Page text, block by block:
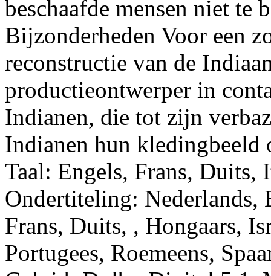
beschaafde mensen niet te
Bijzonderheden Voor een
reconstructie van de
productieontwerper in
Indianen, die tot zijn
Indianen hun
Taal: Engels, Frans, Duits,
Ondertiteling: Nederlands,
Frans, Duits, , Hongaars,
Portugees, Roemeens,